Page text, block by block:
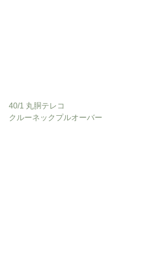
40/1 丸胴テレコ
クルーネックプルオーバー